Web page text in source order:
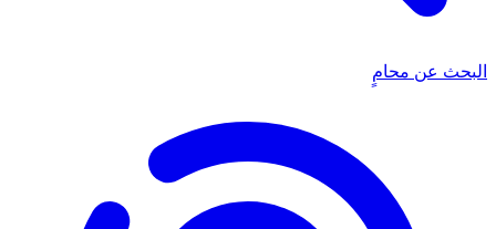
البحث عن محامٍ